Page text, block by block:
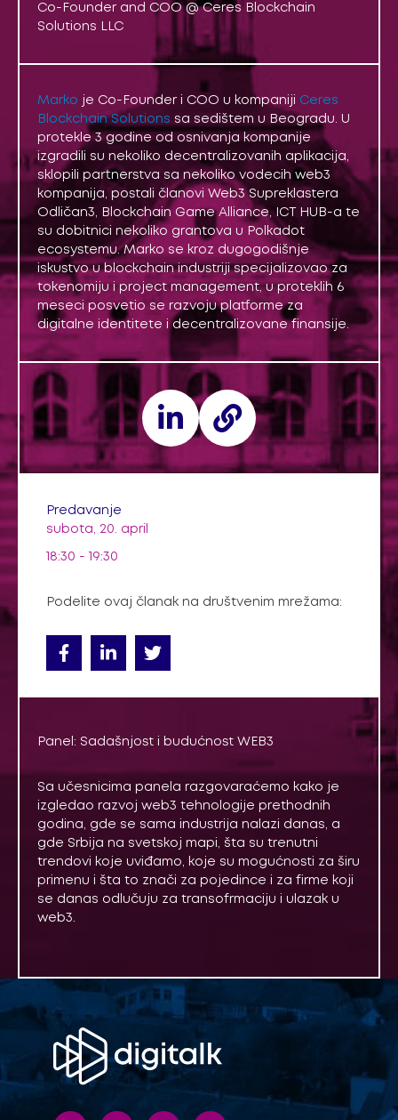
Co-Founder and COO @ Ceres Blockchain
Solutions LLC
Marko je Co-Founder i COO u kompaniji Ceres
Blockchain Solutions sa sedištem u Beogradu. U
protekle 3 godine od osnivanja kompanije
izgradili su nekoliko decentralizovanih aplikacija,
sklopili partnerstva sa nekoliko vodecih web3
kompanija, postali članovi Web3 Supreklastera
Odličan3, Blockchain Game Alliance, ICT HUB-a te
su dobitnici nekoliko grantova u Polkadot
ecosystemu. Marko se kroz dugogodišnje
iskustvo u blockchain industriji specijalizovao za
tokenomiju i project management, u proteklih 6
meseci posvetio se razvoju platforme za
digitalne identitete i decentralizovane finansije.
Predavanje
subota, 20. april
18:30 - 19:30
Podelite ovaj članak na društvenim mrežama:
Panel: Sadašnjost i budućnost WEB3
Sa učesnicima panela razgovaraćemo kako je
izgledao razvoj web3 tehnologije prethodnih
godina, gde se sama industrija nalazi danas, a
gde Srbija na svetskoj mapi, šta su trenutni
trendovi koje uviđamo, koje su mogućnosti za širu
primenu i šta to znači za pojedince i za firme koji
se danas odlučuju za transofrmaciju i ulazak u
web3.